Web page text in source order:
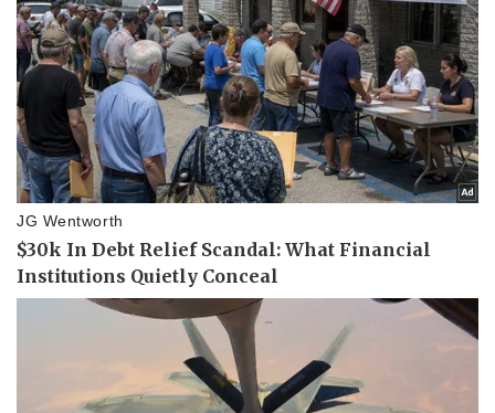
Bóng đá
Lịch thi đấu bóng đá
Thế giới thể thao
Ô tô
Xe máy